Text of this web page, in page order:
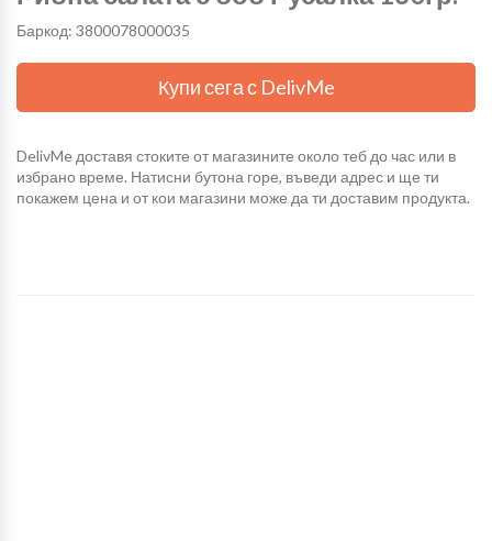
Баркод: 3800078000035
Купи сега с DelivMe
DelivMe доставя стоките от магазините около теб до час или в
избрано време. Натисни бутона горе, въведи адрес и ще ти
покажем цена и от кои магазини може да ти доставим продукта.